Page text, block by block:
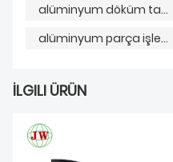
alüminyum döküm takımları
alüminyum parça işleme
İLGILI ÜRÜN